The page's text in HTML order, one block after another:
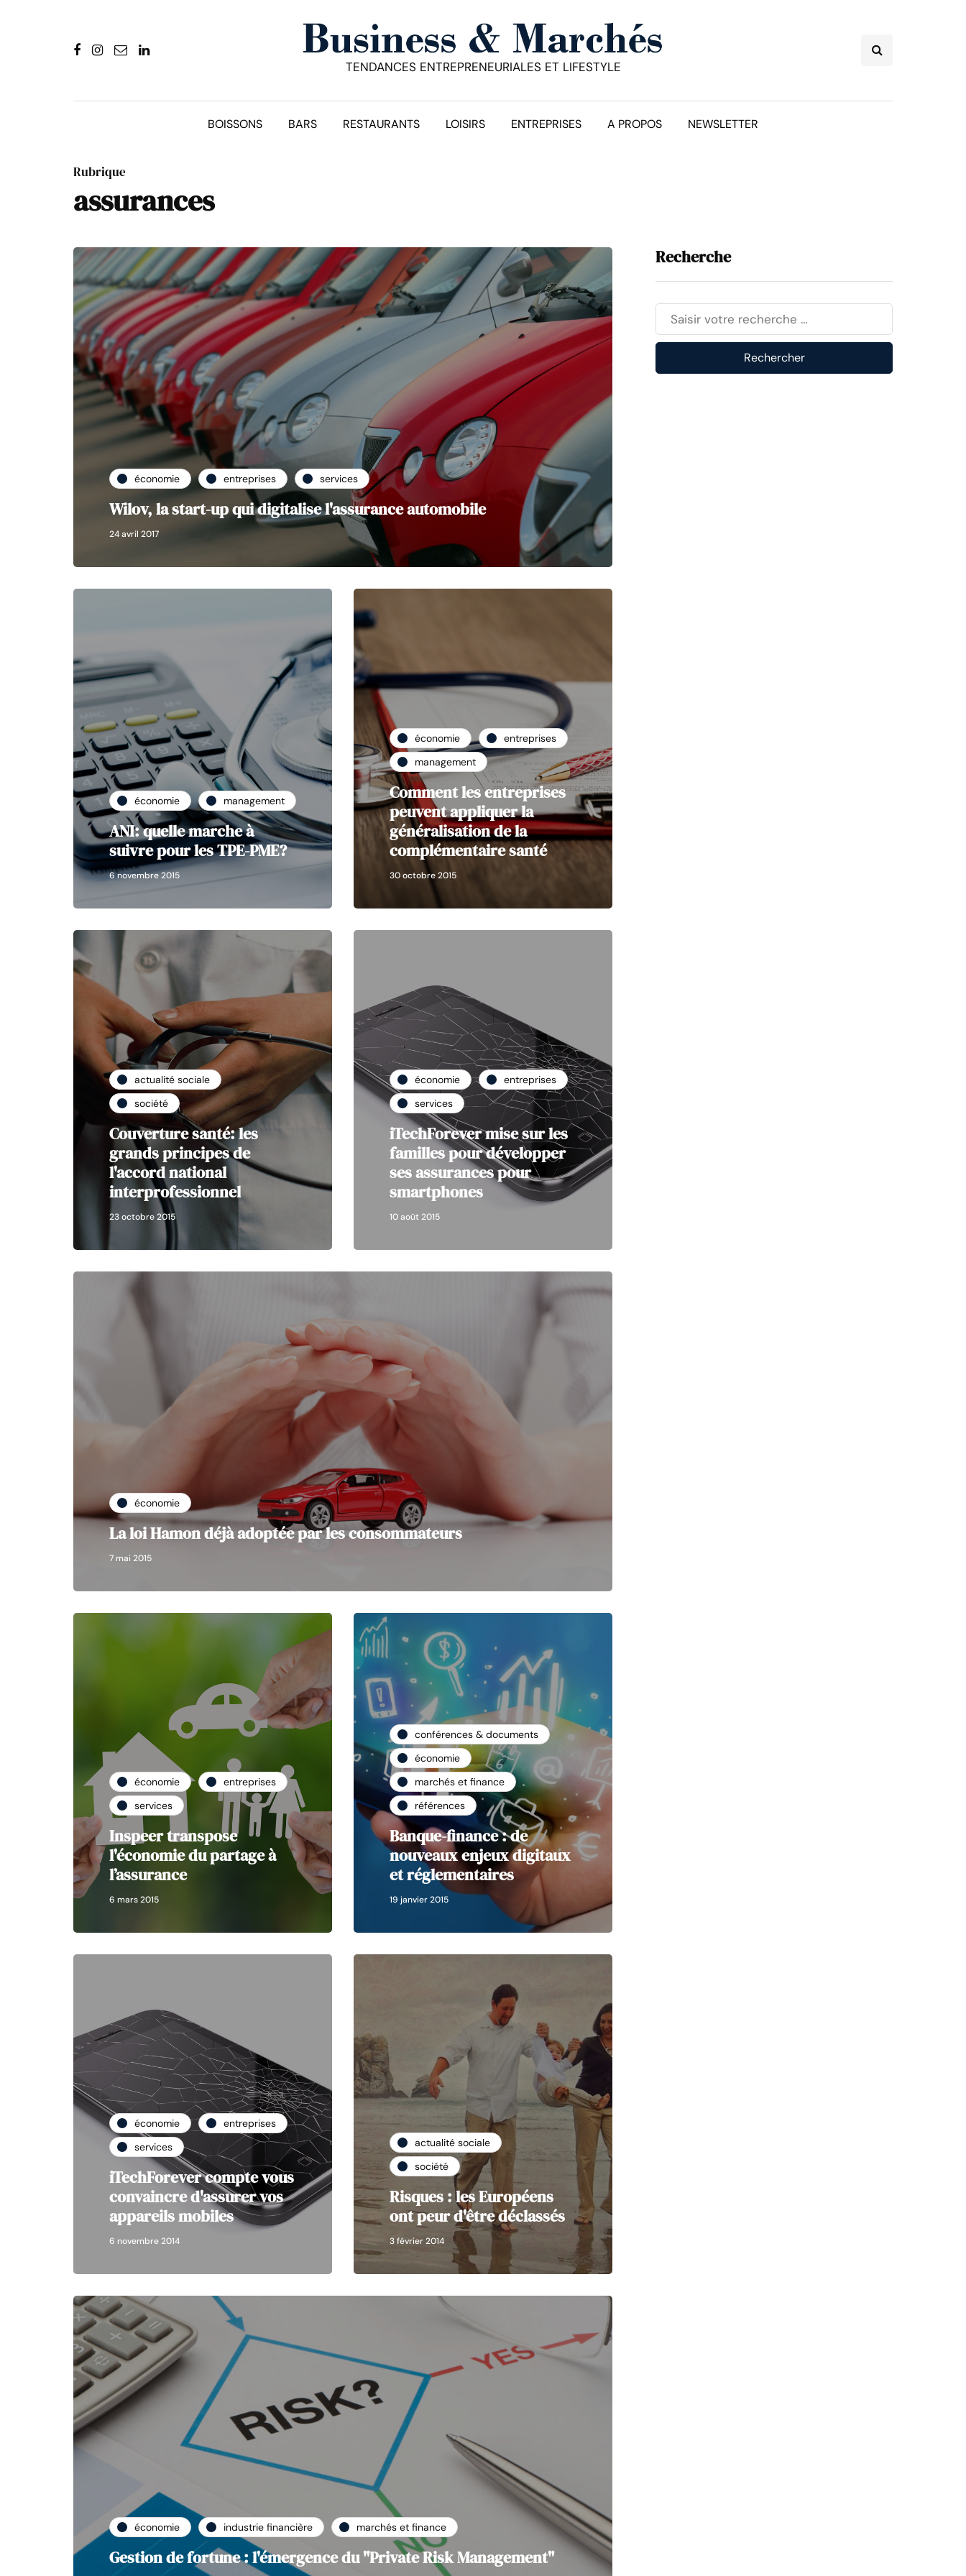
TENDANCES ENTREPRENEURIALES ET LIFESTYLE
BOISSONS BARS RESTAURANTS LOISIRS ENTREPRISES A PROPOS NEWSLETTER
Rubrique
assurances
économie entreprises services
Wilov, la start-up qui digitalise l'assurance automobile
24 avril 2017
économie management
ANI: quelle marche à
suivre pour les TPE-PME?
6 novembre 2015
économie
entreprises
management
Comment les entreprises
peuvent appliquer la
généralisation de la
complémentaire santé
30 octobre 2015
actualité sociale
société
Couverture santé: les
grands principes de
l'accord national
interprofessionnel
23 octobre 2015
économie
entreprises
services
iTechForever mise sur les
familles pour développer
ses assurances pour
smartphones
10 août 2015
économie
La loi Hamon déjà adoptée par les consommateurs
7 mai 2015
économie
entreprises
services
Inspeer transpose
l'économie du partage à
l’assurance
6 mars 2015
conférences & documents
économie
marchés et finance
références
Banque-finance : de
nouveaux enjeux digitaux
et réglementaires
19 janvier 2015
économie
entreprises
services
iTechForever compte vous
convaincre d'assurer vos
appareils mobiles
6 novembre 2014
actualité sociale
société
Risques : les Européens
ont peur d'être déclassés
3 février 2014
économie industrie financière marchés et finance
Gestion de fortune : l'émergence du "Private Risk Management"
Recherche